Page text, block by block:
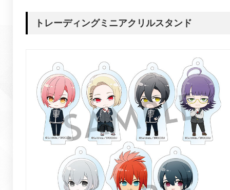
トレーディングミニアクリルスタンド